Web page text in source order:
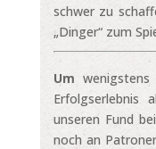
schwer zu
„Dinger“ zum
Um
Erfolgserlebnis
unseren Fund
noch an